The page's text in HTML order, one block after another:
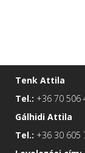
Tenk Attila
Tel.: +36 70 506
Gálhidi Attila
Tel.: +36 30 605